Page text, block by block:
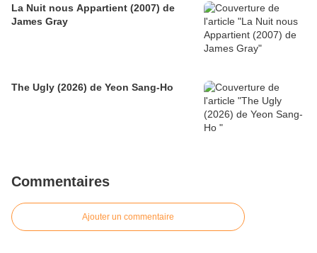
La Nuit nous Appartient (2007) de
James Gray
The Ugly (2026) de Yeon Sang-Ho
Commentaires
Ajouter un commentaire